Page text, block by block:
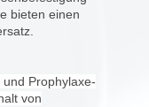
bieten einen
Prophylaxe-
von